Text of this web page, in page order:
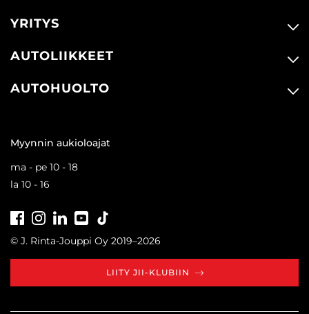
YRITYS
AUTOLIIKKEET
AUTOHUOLTO
Myynnin aukioloajat
ma - pe 10 - 18
la 10 - 16
FacebookInstagramLinkedInYoutube
© J. Rinta-Jouppi Oy 2019–2026
LIITY JII-KLUBIIN